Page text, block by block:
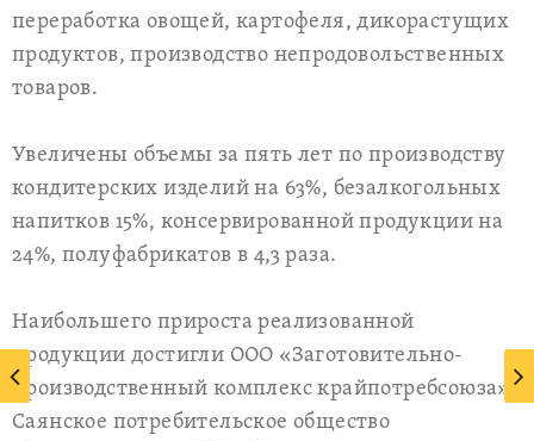
переработка овощей, картофеля, дикорастущих
продуктов, производство непродовольственных
товаров.
Увеличены объемы за пять лет по производству
кондитерских изделий на 63%, безалкогольных
напитков 15%, консервированной продукции на
24%, полуфабрикатов в 4,3 раза.
Наибольшего прироста реализованной
продукции достигли ООО «Заготовительно-
производственный комплекс крайпотребсоюза»,
Саянское потребительское общество